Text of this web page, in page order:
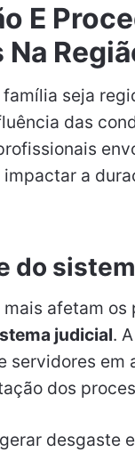
E
seja
das
a
do
afetam
judicial.
servidores
dos
desgaste